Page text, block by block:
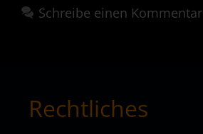
Schreibe einen Kommentar
Rechtliches